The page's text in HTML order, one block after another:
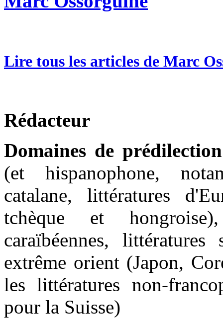
Lire tous les articles de Marc
Rédacteur
Domaines de prédilection
(et hispanophone,
catalane, littératures
tchèque et
caraïbéennes,
extrême orient (Japon,
les littératures non-
pour la Suisse)